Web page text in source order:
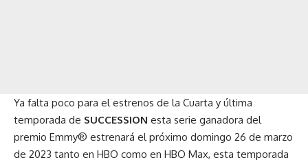
Ya falta poco para el estrenos de la Cuarta y última
temporada de SUCCESSION esta serie ganadora del
premio Emmy® estrenará el próximo domingo 26 de marzo
de 2023 tanto en HBO como en HBO Max, esta temporada